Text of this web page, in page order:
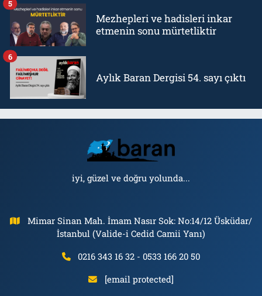
Mezhepleri ve hadisleri inkar
etmenin sonu mürtetliktir
5
Aylık Baran Dergisi 54. sayı çıktı
6
iyi, güzel ve doğru yolunda...
Mimar Sinan Mah. İmam Nasır Sok: No:14/12 Üsküdar/
İstanbul (Valide-i Cedid Camii Yanı)
0216 343 16 32 - 0533 166 20 50
[email protected]